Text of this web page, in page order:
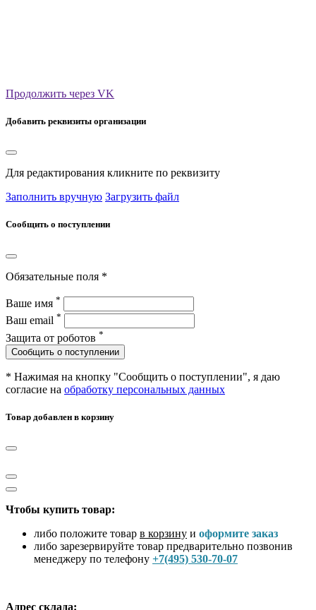
Продолжить через VK
Добавить реквизиты организации
Для редактирования кликните по реквизиту
Заполнить вручную Загрузить файл
Сообщить о поступлении
Обязательные поля *
Ваше имя *
Ваш email *
Защита от роботов *
Сообщить о поступлении
* Нажимая на кнопку "Сообщить о поступлении", я даю
согласие на обработку персональных данных
Товар добавлен в корзину
Чтобы купить товар:
либо положите товар в корзину и оформите заказ
либо зарезервируйте товар предварительно позвонив
менеджеру по телефону +7(495) 530-70-07
Адрес склада: